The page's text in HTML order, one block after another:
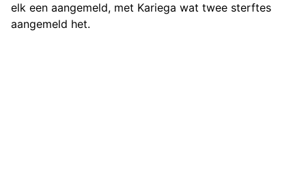
elk een aangemeld, met Kariega wat twee sterftes
aangemeld het.